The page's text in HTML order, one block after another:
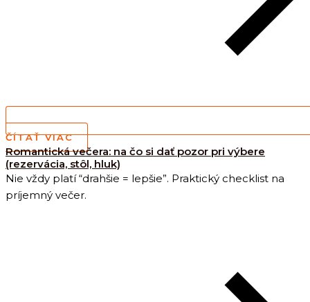
ČÍTAŤ VIAC
Romantická večera: na čo si dať pozor pri výbere
(rezervácia, stôl, hluk)
Nie vždy platí “drahšie = lepšie”. Praktický checklist na
príjemný večer.